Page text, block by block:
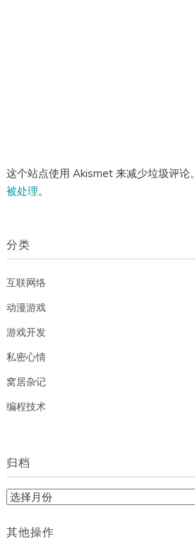
这个站点使用 Akismet 来减少垃圾评论。
被处理。
分类
互联网络
动漫游戏
游戏开发
私密心情
窝居杂记
编程技术
归档
归
其他操作